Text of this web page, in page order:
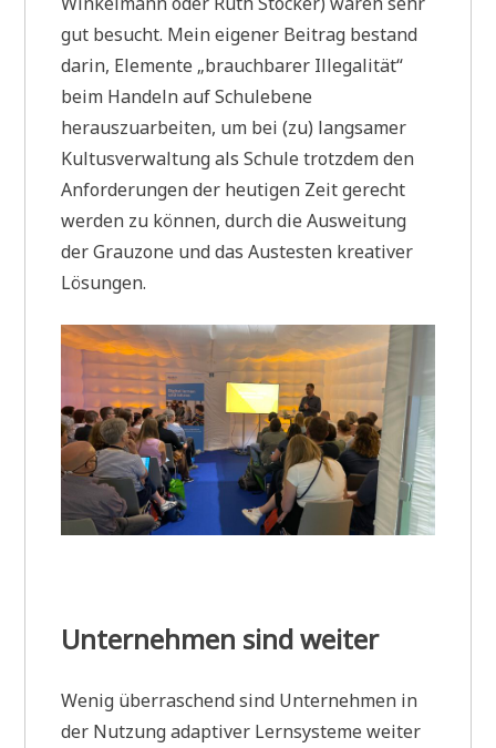
gut besucht. Mein eigener Beitrag bestand
darin, Elemente „brauchbarer Illegalität“
beim Handeln auf Schulebene
herauszuarbeiten, um bei (zu) langsamer
Kultusverwaltung als Schule trotzdem den
Anforderungen der heutigen Zeit gerecht
werden zu können, durch die Ausweitung
der Grauzone und das Austesten kreativer
Lösungen.
Unternehmen sind weiter
Wenig überraschend sind Unternehmen in
der Nutzung adaptiver Lernsysteme weiter